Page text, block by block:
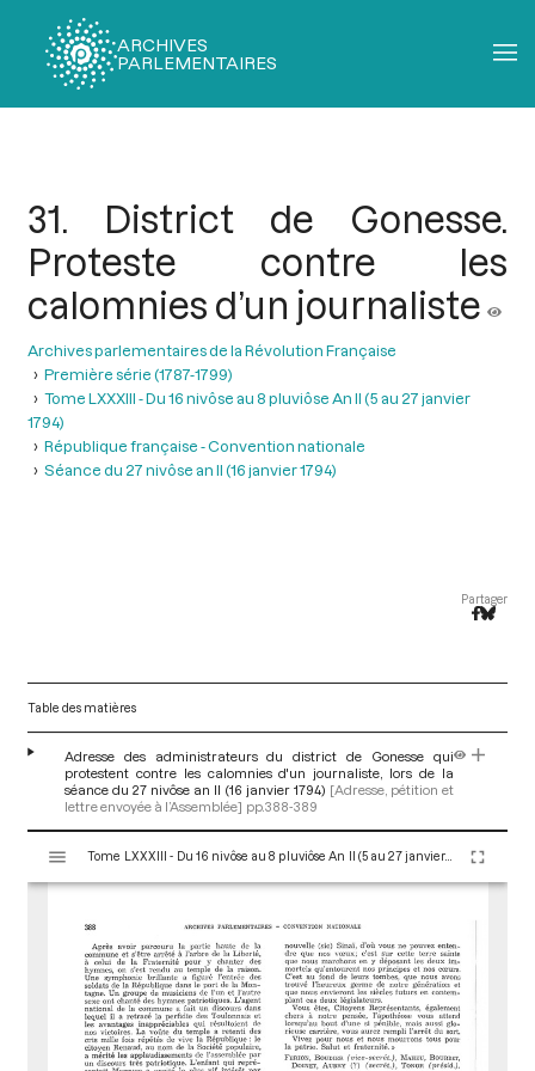
ARCHIVES
PARLEMENTAIRES
31. District de Gonesse.
Proteste contre les
calomnies d’un journaliste
Archives parlementaires de la Révolution Française
Première série (1787-1799)
Tome LXXXIII - Du 16 nivôse au 8 pluviôse An II (5 au 27 janvier
1794)
République française - Convention nationale
Séance du 27 nivôse an II (16 janvier 1794)
Partager
Table des matières
Adresse des administrateurs du district de Gonesse qui
protestent contre les calomnies d'un journaliste, lors de la
séance du 27 nivôse an II (16 janvier 1794) [Adresse, pétition et
lettre envoyée à l’Assemblée] pp.388-389
s